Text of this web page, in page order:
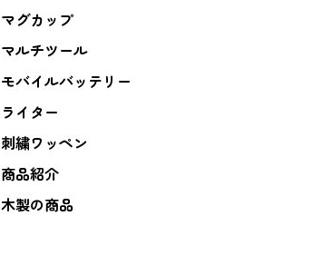
マグカップ
マルチツール
モバイルバッテリー
ライター
刺繍ワッペン
商品紹介
木製の商品